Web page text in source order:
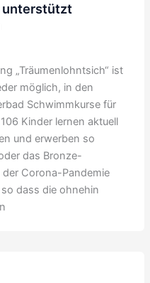
unterstützt
„Träumenlohntsich“ ist
möglich, in den
Schwimmkurse für
Kinder lernen aktuell
und erwerben so
das Bronze-
Corona-Pandemie
dass die ohnehin